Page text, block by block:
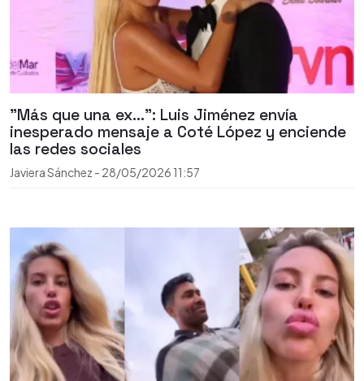
"Más que una ex...": Luis Jiménez envía
inesperado mensaje a Coté López y enciende
las redes sociales
Javiera Sánchez - 28/05/2026 11:57